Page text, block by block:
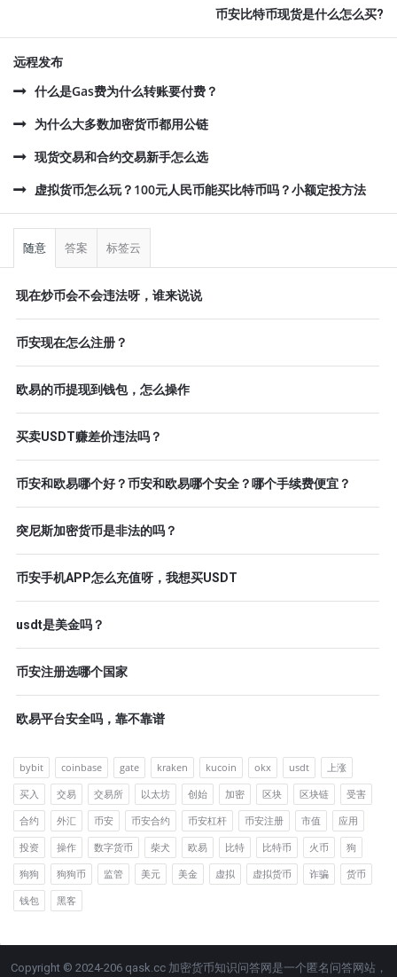
币安比特币现货是什么怎么买?
远程发布
什么是Gas费为什么转账要付费？
为什么大多数加密货币都用公链
现货交易和合约交易新手怎么选
虚拟货币怎么玩？100元人民币能买比特币吗？小额定投方法
侧
随意 答案 标签云
现在炒币会不会违法呀，谁来说说
币安现在怎么注册？
欧易的币提现到钱包，怎么操作
买卖USDT赚差价违法吗？
币安和欧易哪个好？币安和欧易哪个安全？哪个手续费便宜？
突尼斯加密货币是非法的吗？
币安手机APP怎么充值呀，我想买USDT
usdt是美金吗？
币安注册选哪个国家
欧易平台安全吗，靠不靠谱
bybit coinbase gate kraken kucoin okx usdt
上涨
买入
交易 交易所 以太坊 创始 加密 区块 区块链
受害
合约
外汇 币安 币安合约 币安杠杆 币安注册 市值
应用
投资
操作 数字货币 柴犬 欧易 比特 比特币 火币
狗
狗狗
狗狗币 监管 美元 美金 虚拟 虚拟货币 诈骗
货币
钱包
黑客
Copyright © 2024-206 qask.cc 加密货币知识问答网是一个匿名问答网站，